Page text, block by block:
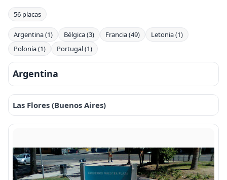
56 placas
Argentina (1) Bélgica (3) Francia (49)
Letonia (1)
Polonia (1)
Portugal (1)
Argentina
Las Flores (Buenos Aires)